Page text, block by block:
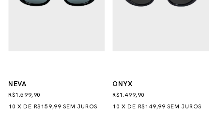
NEVA
R$1.599,90
10 XDE R$159,99 SEM JUROS
ONYX
R$1.499,90
10 XDE R$149,99 SEM JUROS